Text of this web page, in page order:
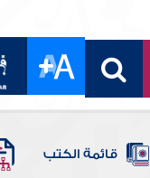
قائمة الكتب